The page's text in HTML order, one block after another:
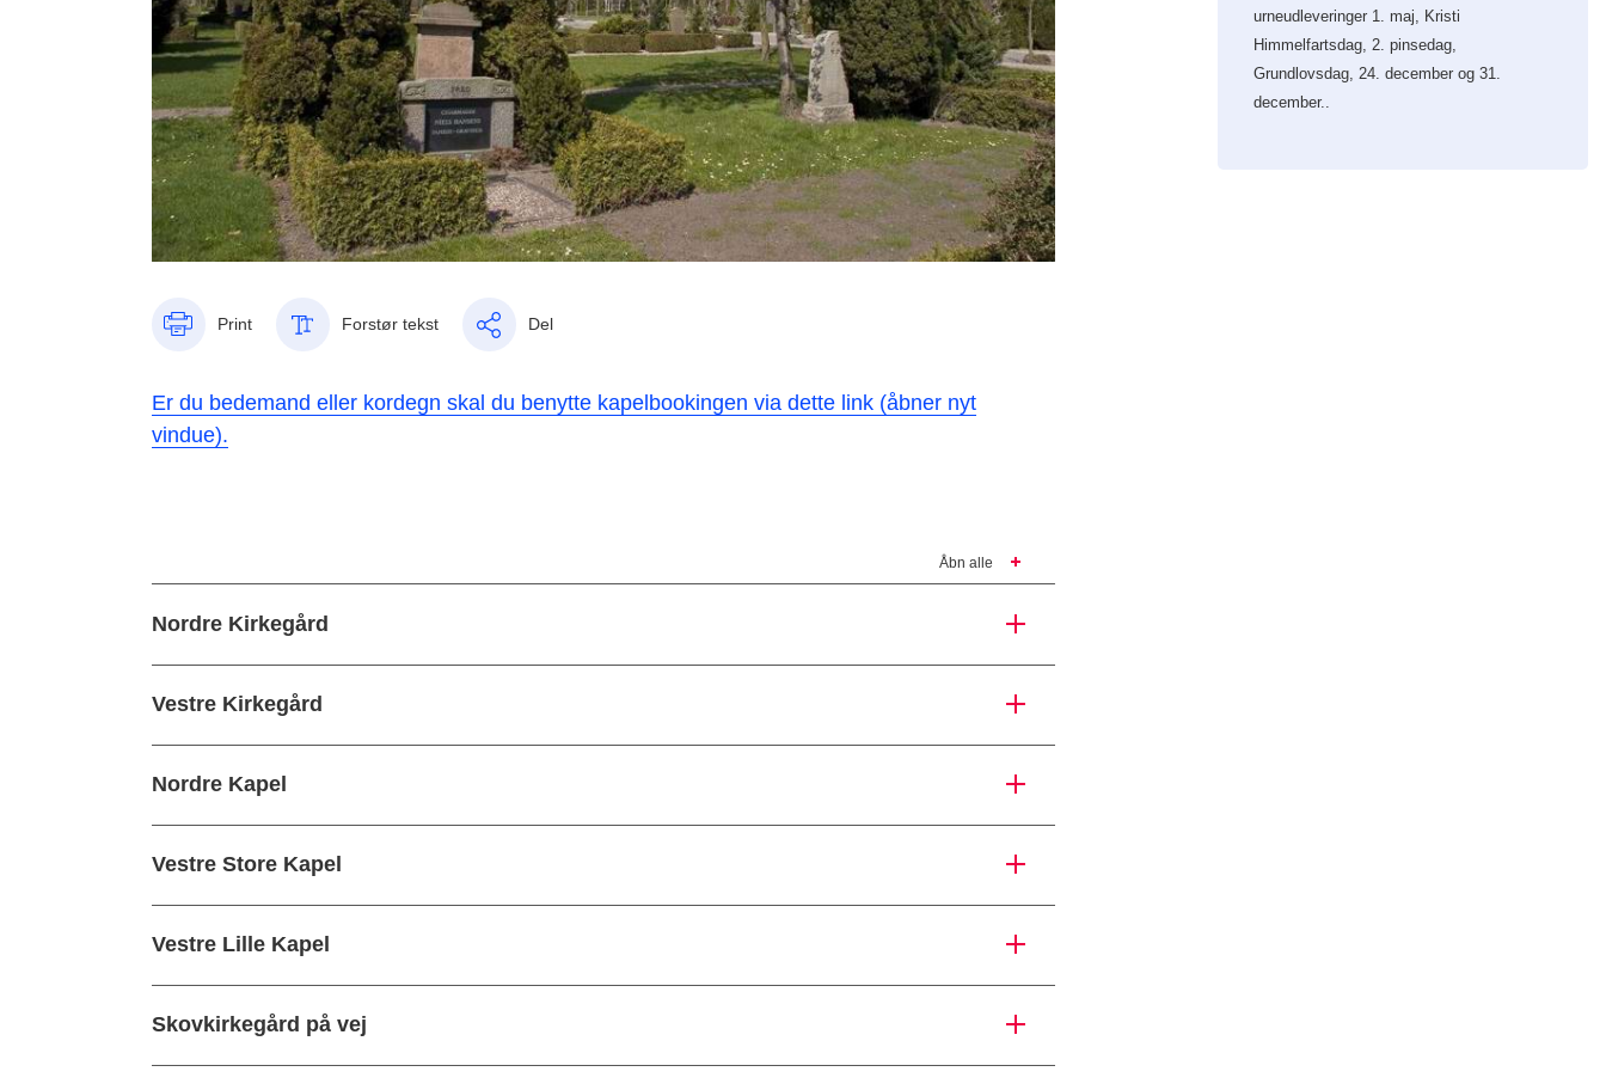
Print Forstør tekst Del
Er du bedemand eller kordegn skal du benytte kapelbookingen via dette link (åbner nyt
vindue).
Åbn alle
Nordre Kirkegård
Vestre Kirkegård
Nordre Kapel
Vestre Store Kapel
Vestre Lille Kapel
Skovkirkegård på vej
urneudleveringer 1. maj, Kristi
Himmelfartsdag, 2. pinsedag,
Grundlovsdag, 24. december og 31.
december..